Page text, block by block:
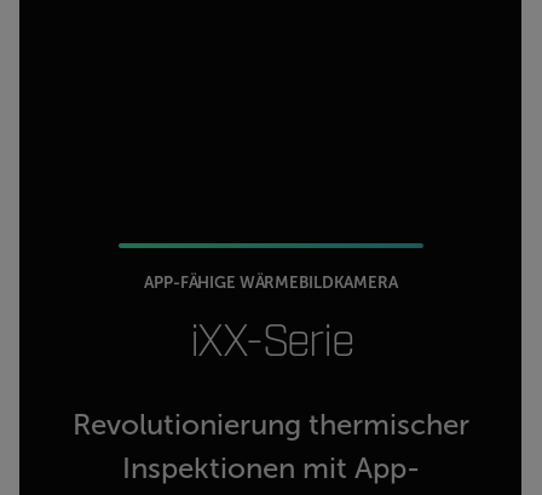
APP-FÄHIGE WÄRMEBILDKAMERA
iXX-Serie
Revolutionierung thermischer
Inspektionen mit App-